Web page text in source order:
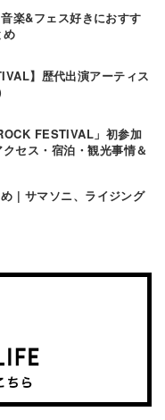
楽&フェス好きにおすす
め
】歴代出演アーティス
FESTIVAL」初参加
セス・宿泊・観光事情＆
| サマソニ、ライジング